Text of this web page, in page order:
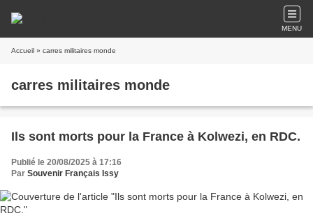
MENU
Accueil » carres militaires monde
carres militaires monde
Ils sont morts pour la France à Kolwezi, en RDC.
Publié le 20/08/2025 à 17:16
Par Souvenir Français Issy